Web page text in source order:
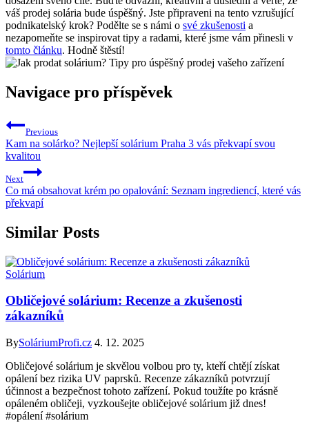
váš prodej solária bude úspěšný. Jste připraveni na tento vzrušující
podnikatelský krok? Podělte se s námi o své zkušenosti a
nezapomeňte se inspirovat tipy a radami, které jsme vám přinesli v
tomto článku. Hodně štěstí!
Navigace pro příspěvek
Previous
Kam na solárko? Nejlepší solárium Praha 3 vás překvapí svou
kvalitou
Next
Co má obsahovat krém po opalování: Seznam ingrediencí, které vás
překvapí
Similar Posts
Solárium
Obličejové solárium: Recenze a zkušenosti
zákazníků
BySoláriumProfi.cz 4. 12. 2025
Obličejové solárium je skvělou volbou pro ty, kteří chtějí získat
opálení bez rizika UV paprsků. Recenze zákazníků potvrzují
účinnost a bezpečnost tohoto zařízení. Pokud toužíte po krásně
opáleném obličeji, vyzkoušejte obličejové solárium již dnes!
#opálení #solárium